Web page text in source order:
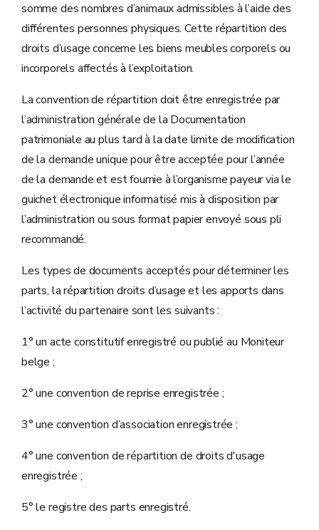
somme des nombres d’animaux admissibles à l’aide des
différentes personnes physiques. Cette répartition des
droits d’usage concerne les biens meubles corporels ou
incorporels affectés à l’exploitation.
La convention de répartition doit être enregistrée par
l’administration générale de la Documentation
patrimoniale au plus tard à la date limite de modification
de la demande unique pour être acceptée pour l’année
de la demande et est fournie à l’organisme payeur via le
guichet électronique informatisé mis à disposition par
l’administration ou sous format papier envoyé sous pli
recommandé.
Les types de documents acceptés pour déterminer les
parts, la répartition droits d’usage et les apports dans
l’activité du partenaire sont les suivants :
1° un acte constitutif enregistré ou publié au Moniteur
belge ;
2° une convention de reprise enregistrée ;
3° une convention d’association enregistrée ;
4° une convention de répartition de droits d'usage
enregistrée ;
5° le registre des parts enregistré.